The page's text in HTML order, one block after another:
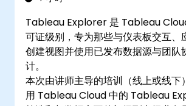
Tableau Explorer 是 Tableau
可证级别，专为那些与仪表板交互、
创建视图并使用已发布数据源与团队
计。
本次由讲师主导的培训（线上或线下
用 Tableau Cloud 中的 Tableau